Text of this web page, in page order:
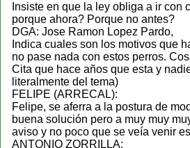
Insiste en que la ley obliga a ir
porque ahora? Porque no antes?
DGA: Jose Ramon Lopez Pardo,
Indica cuales son los motivos que
no pase nada con estos perros.
Cita que hace años que esta y
literalmente del tema)
FELIPE (ARRECAL):
Felipe, se aferra a la postura de
buena solución pero a muy muy
aviso y no poco que se veía venir
ANTONIO ZORRILLA: